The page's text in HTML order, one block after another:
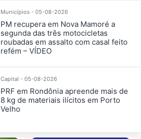
Municípios - 05-08-2026
PM recupera em Nova Mamoré a
segunda das três motocicletas
roubadas em assalto com casal feito
refém – VÍDEO
Capital - 05-08-2026
PRF em Rondônia apreende mais de
8 kg de materiais ilícitos em Porto
Velho